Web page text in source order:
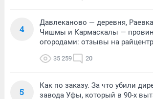
4
Давлеканово — деревня,
Чишмы и Кармаскалы —
огородами: отзывы на
35 259 20
5
Как по заказу. За что убили
завода Уфы, который в 90-х